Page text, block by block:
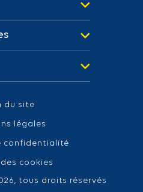
tous droits réservés
du site
légales
confidentialité
cookies